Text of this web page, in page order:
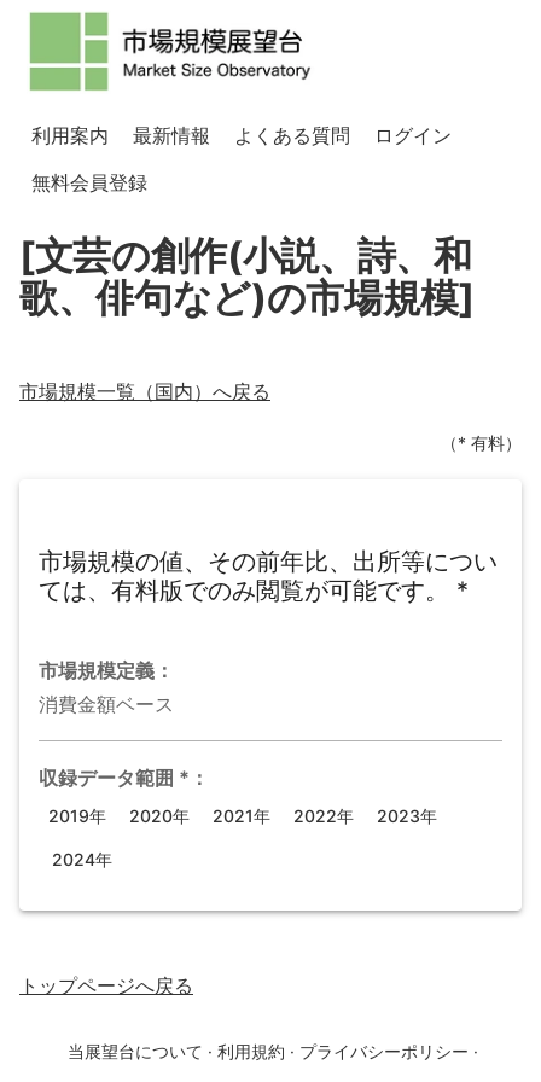
利用案内 最新情報 よくある質問
ログイン
無料会員登録
[文芸の創作(小説、詩、和
歌、俳句など)の市場規模]
市場規模一覧（国内）へ戻る
（* 有料）
市場規模の値、その前年比、出所等につい
ては、有料版でのみ閲覧が可能です。
*
市場規模定義：
消費金額ベース
収録データ範囲 * ：
2019年 2020年 2021年 2022年 2023年
2024年
トップページへ戻る
当展望台について · 利用規約 · プライバシーポリシー ·